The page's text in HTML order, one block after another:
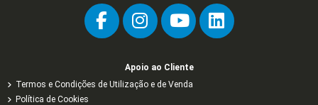
Apoio ao Cliente
Termos e Condições de Utilização e de Venda
Política de Cookies